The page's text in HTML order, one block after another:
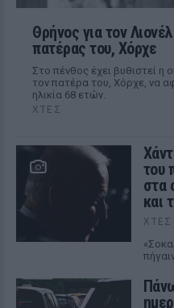
Θρήνος για τον
πατέρας του, Χόρχε
Στο πένθος έχει βυθιστεί η
τον πατέρα του, Χόρχε, να
ηλικία 68 ετών.
ΧΤΕΣ
του
στα
και
ΧΤΕΣ